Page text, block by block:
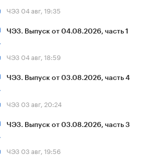
ЧЭЗ 04 авг, 19:35
ЧЭЗ. Выпуск от 04.08.2026, часть 1
ЧЭЗ 04 авг, 18:59
ЧЭЗ. Выпуск от 03.08.2026, часть 4
ЧЭЗ 03 авг, 20:24
ЧЭЗ. Выпуск от 03.08.2026, часть 3
ЧЭЗ 03 авг, 19:56